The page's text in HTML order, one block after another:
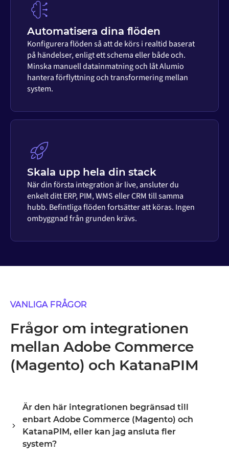
Automatisera dina flöden
Konfigurera flöden så att de körs i realtid baserat
på händelser, enligt ett schema eller både och.
Minska manuell datainmatning och låt Alumio
hantera förflyttning och transformering mellan
system.
Skala upp hela din stack
När din första integration är live, ansluter du
enkelt ditt ERP, PIM, WMS eller CRM till samma
hubb. Befintliga flöden fortsätter att köras. Ingen
ombyggnad från grunden krävs.
VANLIGA FRÅGOR
Frågor om integrationen
mellan Adobe Commerce
(Magento) och KatanaPIM
Är den här integrationen begränsad till
enbart Adobe Commerce (Magento) och
KatanaPIM, eller kan jag ansluta fler
system?